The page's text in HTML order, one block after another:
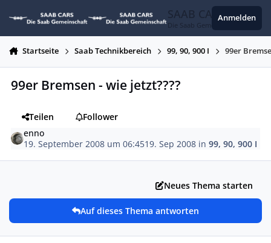
SAAB CARS
Die Saab Gemeinschaft
Anmelden
Startseite Saab Technikbereich 99, 90, 900 I 99er
99er Bremsen - wie jetzt????
Teilen
Follower
enno
19. September 2008 um 06:4519. Sep 2008 in99, 90, 900 I
Neues Thema starten
Auf dieses Thema antworten